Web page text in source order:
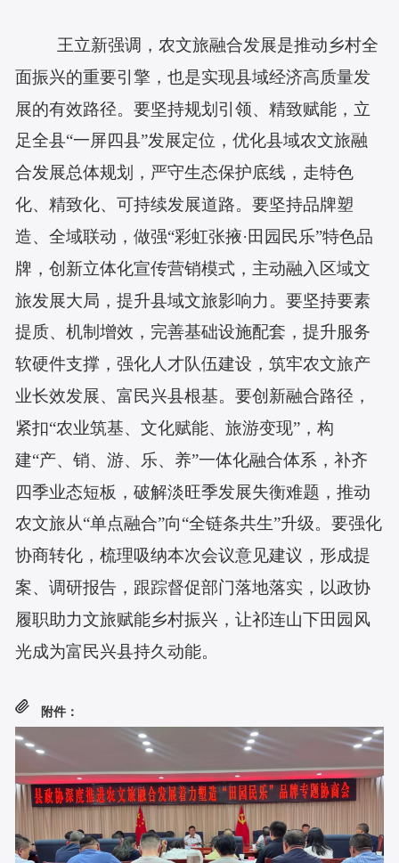
王立新强调，农文旅融合发展是推动乡村全
面振兴的重要引擎，也是实现县域经济高质量发
展的有效路径。要坚持规划引领、精致赋能，立
足全县“一屏四县”发展定位，优化县域农文旅融
合发展总体规划，严守生态保护底线，走特色
化、精致化、可持续发展道路。要坚持品牌塑
造、全域联动，做强“彩虹张掖·田园民乐”特色品
牌，创新立体化宣传营销模式，主动融入区域文
旅发展大局，提升县域文旅影响力。要坚持要素
提质、机制增效，完善基础设施配套，提升服务
软硬件支撑，强化人才队伍建设，筑牢农文旅产
业长效发展、富民兴县根基。要创新融合路径，
紧扣“农业筑基、文化赋能、旅游变现”，构
建“产、销、游、乐、养”一体化融合体系，补齐
四季业态短板，破解淡旺季发展失衡难题，推动
农文旅从“单点融合”向“全链条共生”升级。要强化
协商转化，梳理吸纳本次会议意见建议，形成提
案、调研报告，跟踪督促部门落地落实，以政协
履职助力文旅赋能乡村振兴，让祁连山下田园风
光成为富民兴县持久动能。
附件：